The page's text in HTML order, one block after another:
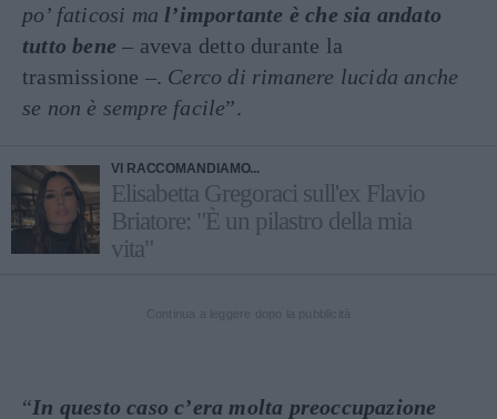
po’ faticosi ma l’importante è che sia andato
tutto bene – aveva detto durante la
trasmissione –. Cerco di rimanere lucida anche
se non è sempre facile”.
VI RACCOMANDIAMO...
Elisabetta Gregoraci sull'ex Flavio
Briatore: "È un pilastro della mia
vita"
“In questo caso c’era molta preoccupazione